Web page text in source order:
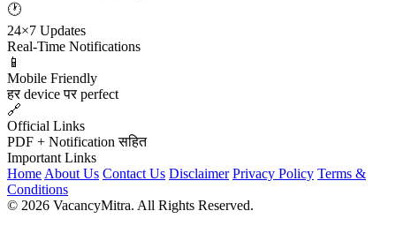
🕐
24×7 Updates
Real-Time Notifications
📱
Mobile Friendly
हर device पर perfect
🔗
Official Links
PDF + Notification सहित
Important Links
Home About Us Contact Us Disclaimer Privacy Policy Terms &
Conditions
© 2026 VacancyMitra. All Rights Reserved.